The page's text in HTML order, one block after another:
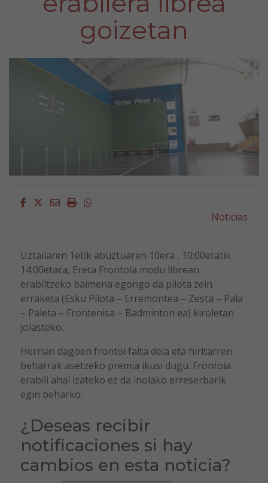
goizetan
Facebook
Twitter
EmailImprimirWhatsapp
Noticias
Uztailaren 1etik abuztuaren 10era , 10:00etatik
14:00etara, Ereta Frontoia modu librean
erabiltzeko baimena egongo da pilota zein
erraketa (Esku Pilota – Erremontea – Zesta – Pala
– Paleta – Frontenisa – Badminton ea) kiroletan
jolasteko.
Herrian dagoen frontoi falta dela eta hiritarren
beharrak asetzeko premia ikusi dugu. Frontoia
erabili ahal izateko ez da inolako erreserbarik
egin beharko.
¿Deseas recibir
notificaciones si hay
cambios en esta noticia?